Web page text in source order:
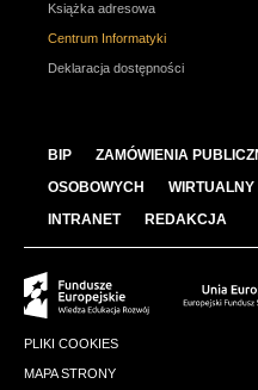
Książka adresowa
Centrum Informatyki
Deklaracja dostępności
BIP ZAMÓWIENIA
OSOBOWYCH
INTRANET
REDAKCJA
PLIKI COOKIES
MAPA STRONY